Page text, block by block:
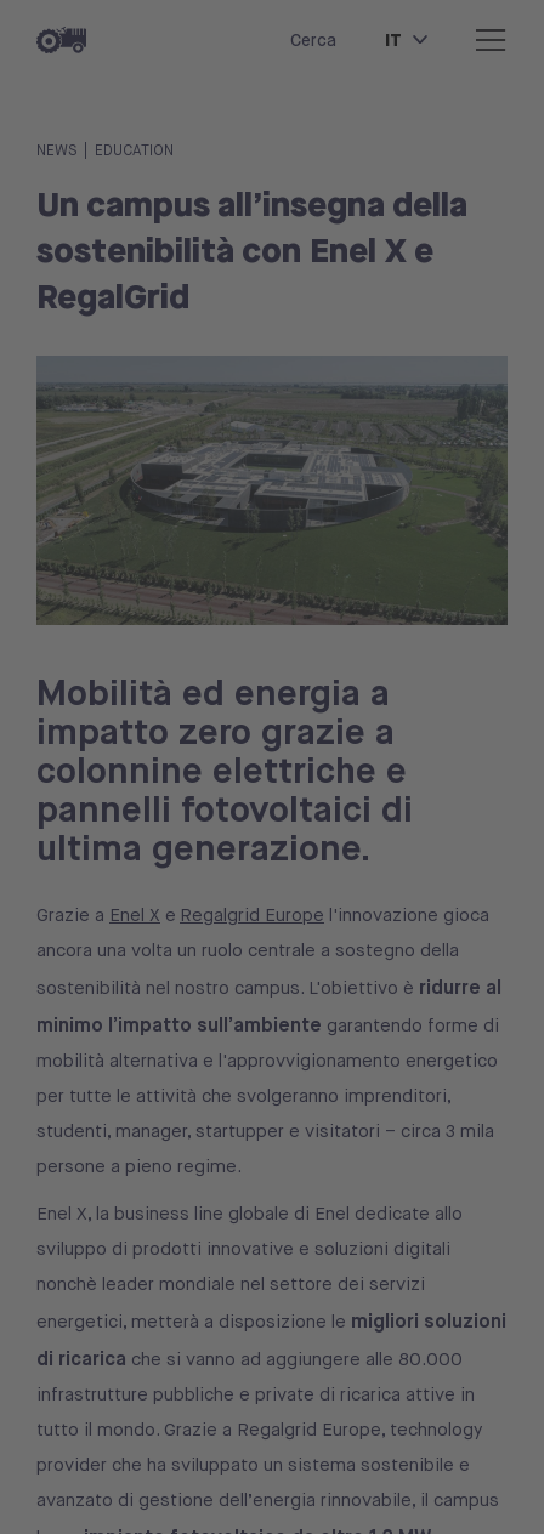
Cerca IT
NEWS EDUCATION
Un campus all’insegna della
sostenibilità con Enel X e
RegalGrid
Mobilità ed energia a
impatto zero grazie a
colonnine elettriche e
pannelli fotovoltaici di
ultima generazione.
Grazie a Enel X e Regalgrid Europe l'innovazione gioca
ancora una volta un ruolo centrale a sostegno della
sostenibilità nel nostro campus. L'obiettivo è ridurre al
minimo l’impatto sull’ambiente garantendo forme di
mobilità alternativa e l'approvvigionamento energetico
per tutte le attività che svolgeranno imprenditori,
studenti, manager, startupper e visitatori – circa 3 mila
persone a pieno regime.
Enel X, la business line globale di Enel dedicate allo
sviluppo di prodotti innovative e soluzioni digitali
nonchè leader mondiale nel settore dei servizi
energetici, metterà a disposizione le migliori soluzioni
di ricarica che si vanno ad aggiungere alle 80.000
infrastrutture pubbliche e private di ricarica attive in
tutto il mondo. Grazie a Regalgrid Europe, technology
provider che ha sviluppato un sistema sostenibile e
avanzato di gestione dell’energia rinnovabile, il campus